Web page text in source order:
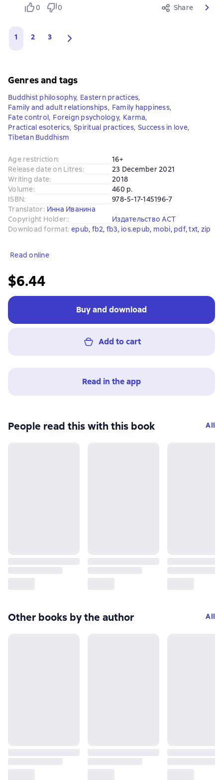
0 0 Share
1 2 3
Genres and tags
Buddhist philosophy, Eastern practices,
Family and adult relationships, Family happiness,
Fate control, Foreign psychology, Karma,
Practical esoterics, Spiritual practices, Success in love,
Tibetan Buddhism
Age restriction:
16+
Release date on Litres:
23 December 2021
Writing date:
2018
Volume:
460 p.
ISBN:
978-5-17-145196-7
Translator: Инна Иванина
Copyright Holder::
Издательство АСТ
Download format: epub, fb2, fb3, ios.epub, mobi, pdf, txt, zip
Read online
$6.44
Buy and download
Add to cart
Read in the app
People read this with this book All
Other books by the author All